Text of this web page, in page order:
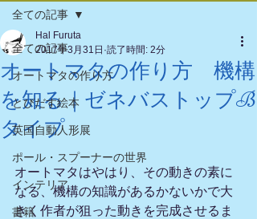
全ての記事
オートマタの作り方
とびだす絵本
英国自動人形展
ポール・スプーナーの世界
インテリア
書籍
全ての記事
オートマタの作り方 機構
を知る｜ゼネバストップB
タイプ
Hal Furuta
2017年3月31日 読了時間: 2分
オートマタはやはり、その動きの素に
なる、機構の知識があるかないかで大
きく作者が狙った動きを完成させるま